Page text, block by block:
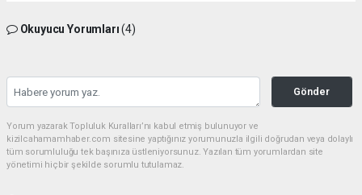
Okuyucu Yorumları(4)
Gönder
Yorum yazarak Topluluk Kuralları’nı kabul etmiş bulunuyor ve
kizilcahamamhaber.com sitesine yaptığınız yorumunuzla ilgili doğrudan veya dolaylı
tüm sorumluluğu tek başınıza üstleniyorsunuz. Yazılan tüm yorumlardan site
yönetimi hiçbir şekilde sorumlu tutulamaz.